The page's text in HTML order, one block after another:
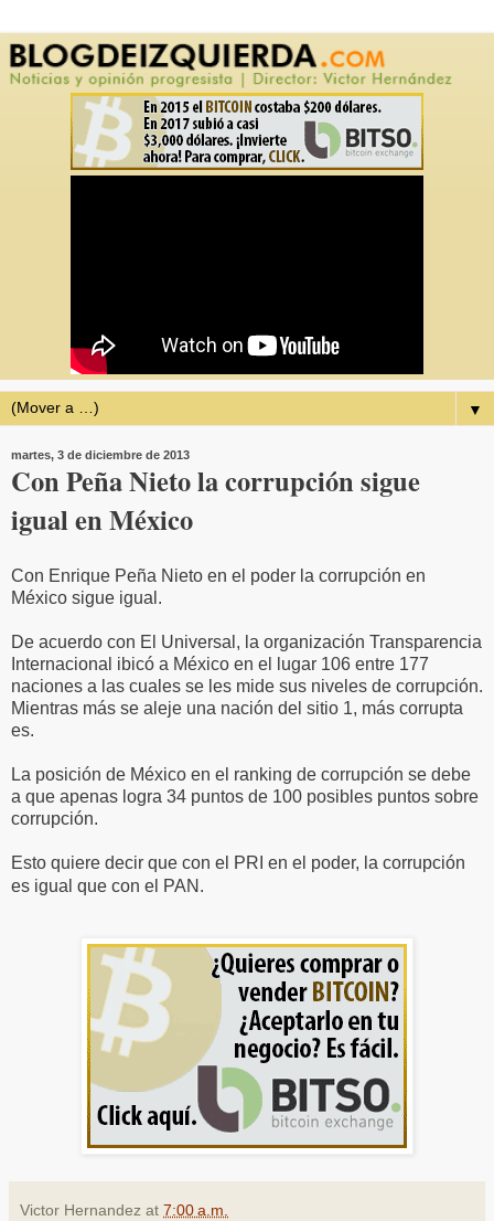
▼
martes, 3 de diciembre de 2013
Con Peña Nieto la corrupción sigue
igual en México
Con Enrique Peña Nieto en el poder la corrupción en
México sigue igual.
De acuerdo con El Universal, la organización Transparencia
Internacional ibicó a México en el lugar 106 entre 177
naciones a las cuales se les mide sus niveles de corrupción.
Mientras más se aleje una nación del sitio 1, más corrupta
es.
La posición de México en el ranking de corrupción se debe
a que apenas logra 34 puntos de 100 posibles puntos sobre
corrupción.
Esto quiere decir que con el PRI en el poder, la corrupción
es igual que con el PAN.
Victor Hernandez at 7:00 a.m.